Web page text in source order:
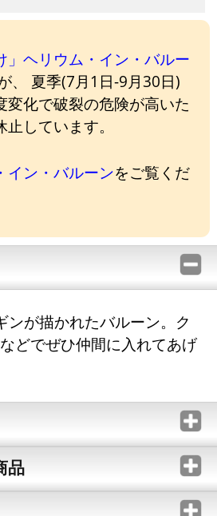
」ヘリウム・イン・バルー
、 夏季(7月1日-9月30日)
変化で破裂の危険が高いた
しています。
イン・バルーンをご覧くだ
ンが描かれたバルーン。ク
どでぜひ仲間に入れてあげ
品